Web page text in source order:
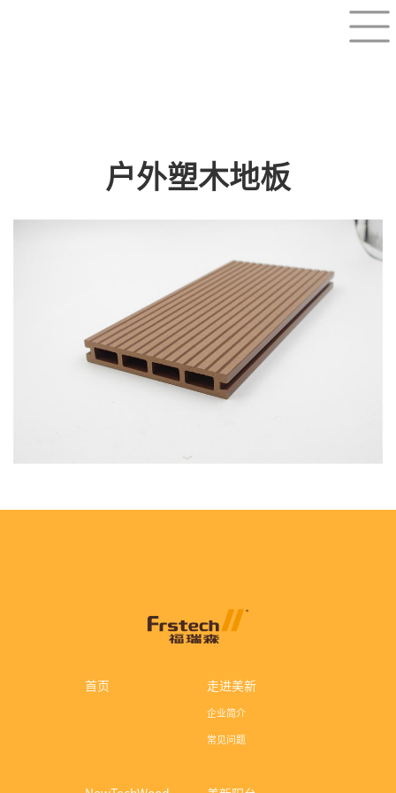
户外塑木地板
首页 走进美新
企业简介
常见问题